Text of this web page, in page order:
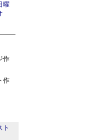
曜
作
作
ト